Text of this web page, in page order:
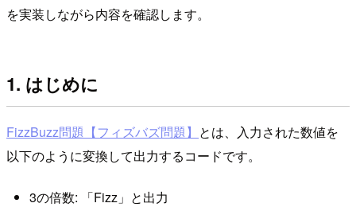
を実装しながら内容を確認します。
1. はじめに
FizzBuzz問題【フィズバズ問題】 とは、入力された数値を
以下のように変換して出力するコードです。
3の倍数: 「Fizz」と出力